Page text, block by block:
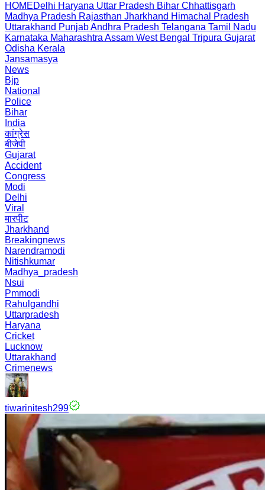
HOMEDelhi Haryana Uttar Pradesh Bihar Chhattisgarh
Madhya Pradesh Rajasthan Jharkhand Himachal Pradesh
Uttarakhand PunjabAndhra Pradesh Telangana Tamil Nadu
Karnataka Maharashtra Assam West Bengal Tripura Gujarat
Odisha Kerala
Jansamasya
News
Bjp
National
Police
Bihar
India
कांग्रेस
बीजेपी
Gujarat
Accident
Congress
Modi
Delhi
Viral
मारपीट
Jharkhand
Breakingnews
Narendramodi
Nitishkumar
Madhya_pradesh
Nsui
Pmmodi
Rahulgandhi
Uttarpradesh
Haryana
Cricket
Lucknow
Uttarakhand
Crimenews
tiwarinitesh299